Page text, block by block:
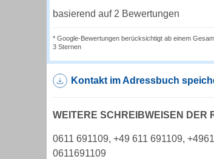
basierend auf 2 Bewertungen
* Google-Bewertungen berücksichtigt ab einem
3 Sternen
Kontakt im Adressbuch
WEITERE SCHREIBWEISEN DER
0611 691109, +49 611 691109,
0611691109